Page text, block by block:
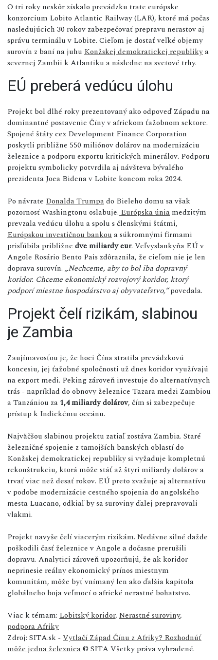
O tri roky neskôr získalo prevádzku trate európske
konzorcium Lobito Atlantic Railway (LAR), ktoré má počas
nasledujúcich 30 rokov zabezpečovať prepravu nerastov aj
správu terminálu v Lobite. Cieľom je dostať veľké objemy
surovín z baní na juhu Konžskej demokratickej republikya
severnej Zambii k Atlantiku a následne na svetové trhy.
EÚ preberá vedúcu úlohu
Projekt bol dlhé roky prezentovaný ako odpoveď Západu na
dominantné postavenie Číny v africkom ťažobnom sektore.
Spojené štáty cez Development Finance Corporation
poskytli približne 550 miliónov dolárov na modernizáciu
železnice a podporu exportu kritických minerálov. Podporu
projektu symbolicky potvrdila aj návšteva bývalého
prezidenta Joea Bidena v Lobite koncom roka 2024.
Po návrate Donalda Trumpado Bieleho domu sa však
pozornosť Washingtonu oslabuje. Európska únia medzitým
prevzala vedúcu úlohu a spolu s členskými štátmi,
Európskou investičnou bankou a súkromnými firmami
prisľúbila približne dve miliardy eur. Veľvyslankyňa EÚ v
Angole Rosário Bento Pais zdôraznila, že cieľom nie je len
doprava surovín. „Nechceme, aby to bol iba dopravný
koridor. Chceme ekonomický rozvojový koridor, ktorý
podporí miestne hospodárstvo aj obyvateľstvo,“povedala.
Projekt čelí rizikám, slabinou
je Zambia
Zaujímavosťou je, že hoci Čína stratila prevádzkovú
koncesiu, jej ťažobné spoločnosti už dnes koridor využívajú
na export medi. Peking zároveň investuje do alternatívnych
trás - napríklad do obnovy železnice Tazara medzi Zambiou
a Tanzániou za 1,4 miliardy dolárov, čím si zabezpečuje
prístup k Indickému oceánu.
Najväčšou slabinou projektu zatiaľ zostáva Zambia. Staré
železničné spojenie z tamojších banských oblastí do
Konžskej demokratickej republiky si vyžaduje kompletnú
rekonštrukciu, ktorá môže stáť až štyri miliardy dolárov a
trvať viac než desať rokov. EÚ preto zvažuje aj alternatívu
v podobe modernizácie cestného spojenia do angolského
mesta Luacano, odkiaľ by sa suroviny ďalej prepravovali
vlakmi.
Projekt navyše čelí viacerým rizikám. Nedávne silné dažde
poškodili časť železnice v Angole a dočasne prerušili
dopravu. Analytici zároveň upozorňujú, že ak koridor
neprinesie reálny ekonomický prínos miestnym
komunitám, môže byť vnímaný len ako ďalšia kapitola
globálneho boja veľmocí o africké nerastné bohatstvo.
Viac k témam: Lobitský koridor, Nerastné suroviny,
podpora Afriky
Zdroj: SITA.sk - Vytlačí Západ Čínu z Afriky? Rozhodnúť
môže jedna železnica© SITA Všetky práva vyhradené.